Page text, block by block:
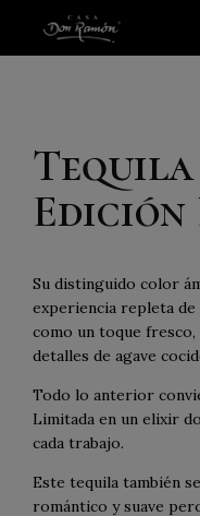
Su distinguido color
experiencia repleta de
como un toque fresco,
detalles de agave
Todo lo anterior
Limitada en un elixir
cada trabajo.
Este tequila también
romántico y suave